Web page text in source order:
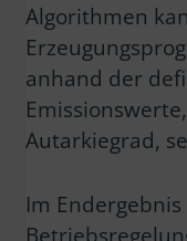
Algorithmen
anhand der
Autarkiegrad,
Im